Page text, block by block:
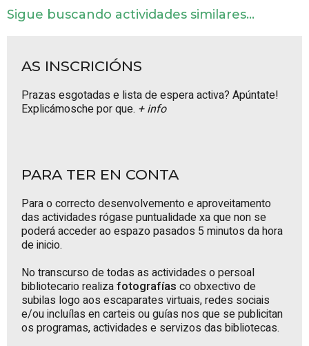
Sigue buscando actividades similares...
AS INSCRICIÓNS
Prazas esgotadas e lista de espera activa? Apúntate!
Explicámosche por que. + info
PARA TER EN CONTA
Para o correcto desenvolvemento e aproveitamento
das actividades rógase puntualidade xa que non se
poderá acceder ao espazo pasados 5 minutos da hora
de inicio.
No transcurso de todas as actividades o persoal
bibliotecario realizafotografías co obxectivo de
subilas logo aos escaparates virtuais, redes sociais
e/ou incluílas en carteis ou guías nos que se publicitan
os programas, actividades e servizos das bibliotecas.